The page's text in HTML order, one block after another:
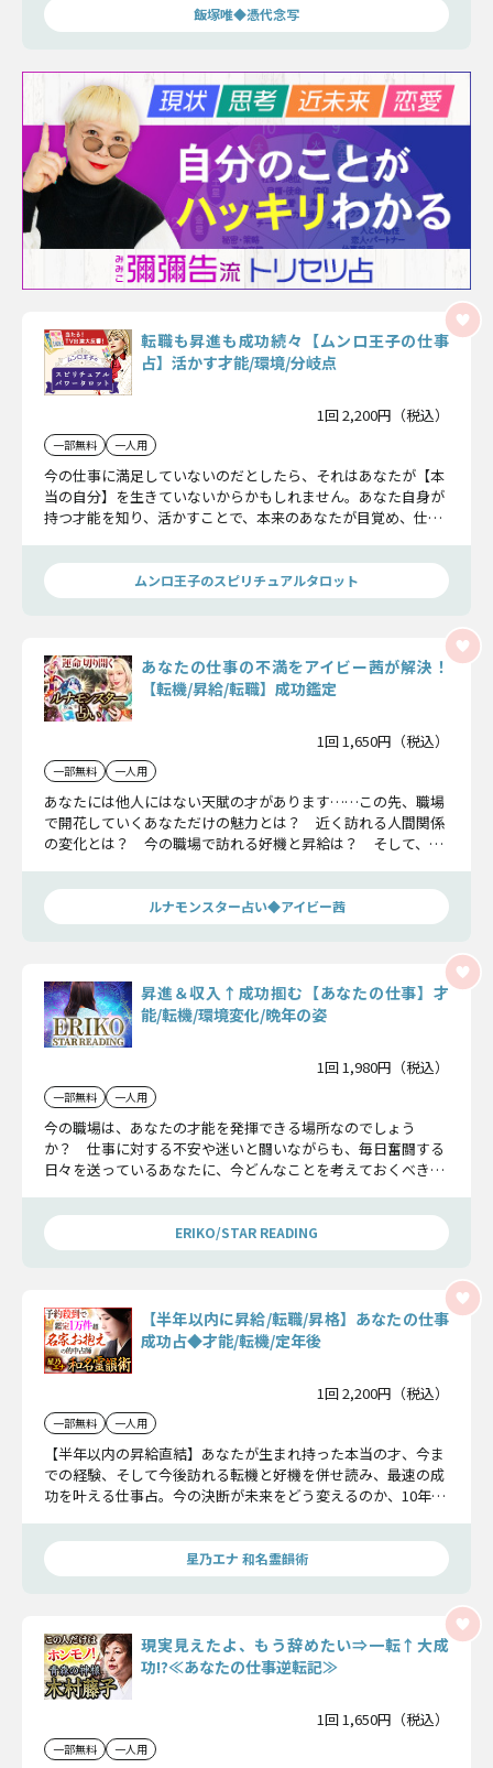
飯塚唯◆憑代念写
転職も昇進も成功続々【ムンロ王子の仕事
占】活かす才能/環境/分岐点
1回 2,200円（税込）
一部無料 一人用
今の仕事に満足していないのだとしたら、それはあなたが【本
当の自分】を生きていないからかもしれません。あなた自身が
持つ才能を知り、活かすことで、本来のあなたが目覚め、仕事
きっかけ”となるでしょう。
ムンロ王子のスピリチュアルタロット
あなたの仕事の不満をアイビー茜が解決！
【転機/昇給/転職】成功鑑定
1回 1,650円（税込）
一部無料 一人用
あなたには他人にはない天賦の才があります……この先、職場
で開花していくあなただけの魅力とは？ 近く訪れる人間関係
の変化とは？ 今の職場で訪れる好機と昇給は？ そして、転
す。
ルナモンスター占い◆アイビー茜
昇進＆収入↑成功掴む【あなたの仕事】才
能/転機/環境変化/晩年の姿
1回 1,980円（税込）
一部無料 一人用
今の職場は、あなたの才能を発揮できる場所なのでしょう
か？ 仕事に対する不安や迷いと闘いながらも、毎日奮闘する
日々を送っているあなたに、今どんなことを考えておくべきな
ERIKO/STAR READING
【半年以内に昇給/転職/昇格】あなたの仕事
成功占◆才能/転機/定年後
1回 2,200円（税込）
一部無料 一人用
【半年以内の昇給直結】あなたが生まれ持った本当の才、今ま
での経験、そして今後訪れる転機と好機を併せ読み、最速の成
功を叶える仕事占。今の決断が未来をどう変えるのか、10年後
星乃エナ 和名霊韻術
現実見えたよ、もう辞めたい⇒一転↑大成
功!?≪あなたの仕事逆転記≫
1回 1,650円（税込）
一部無料 一人用